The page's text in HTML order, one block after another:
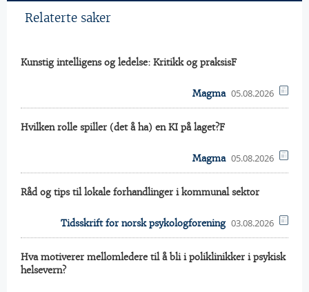
Relaterte saker
Kunstig intelligens og ledelse: Kritikk og praksisF
Magma 05.08.2026
Hvilken rolle spiller (det å ha) en KI på laget?F
Magma 05.08.2026
Råd og tips til lokale forhandlinger i kommunal sektor
Tidsskrift for norsk psykologforening 03.08.2026
Hva motiverer mellomledere til å bli i poliklinikker i psykisk
helsevern?